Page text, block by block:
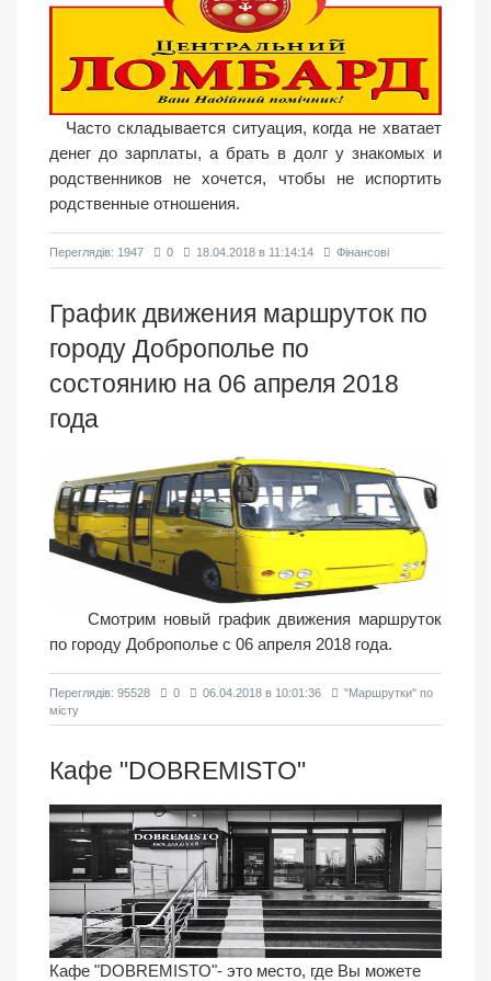
Часто складывается ситуация, когда не хватает
денег до зарплаты, а брать в долг у знакомых и
родственников не хочется, чтобы не испортить
родственные отношения.
Переглядiв: 1947 0 18.04.2018 в 11:14:14 Фінансові
График движения маршруток по
городу Доброполье по
состоянию на 06 апреля 2018
года
Смотрим новый график движения маршруток
по городу Доброполье с 06 апреля 2018 года.
Переглядiв: 95528 0 06.04.2018 в 10:01:36
"Маршрутки" по
місту
Кафе "DOBREMISTO"
Кафе "DOBREMISTO"- это место, где Вы можете